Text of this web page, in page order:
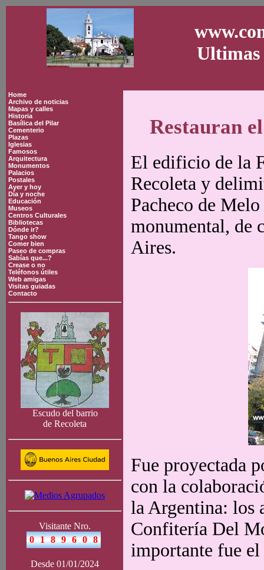
Ultimas
Home
Archivo de noticias
Mapas y calles
Historia
Basílica del Pilar
Cementerio
Plazas
Iglesias
Famosos
Arquitectura
Monumentos
Palacios
Postales
Ayer y hoy
Día y noche
Educación
Museos
Centros Culturales
Bibliotecas
Dónde ir?
Tango show
Comer bien
Paseo de compras
Sabías que...?
Crease o no
Teléfonos útiles
Web amigas
Visitas guiadas
Contacto
Escudo del barrio
de Recoleta
Visitante Nro.
Desde 01/01/2024
Restauran
El edificio de la
Recoleta y
Pacheco de
monumental, de
Aires.
Fue proyectada
con la
la Argentina: los
Confitería Del
importante fue